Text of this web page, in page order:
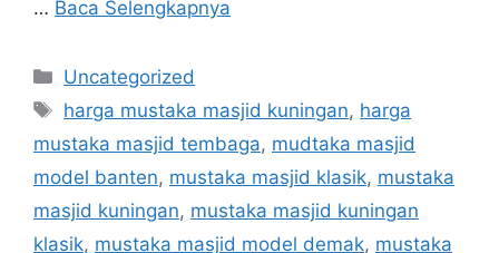
… Baca Selengkapnya
Uncategorized
harga mustaka masjid kuningan, harga
mustaka masjid tembaga, mudtaka masjid
model banten, mustaka masjid klasik, mustaka
masjid kuningan, mustaka masjid kuningan
klasik, mustaka masjid model demak, mustaka